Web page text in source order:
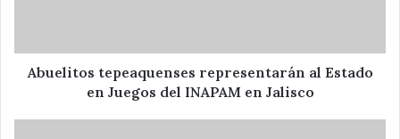
INAPAM
Abuelitos tepeaquenses representarán al Estado
en Juegos del INAPAM en Jalisco